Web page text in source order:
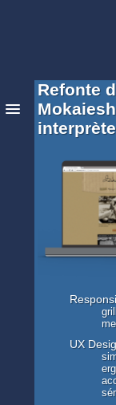
CV
Refonte
interprète
UX